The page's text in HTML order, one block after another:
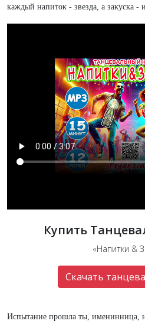
каждый напиток - звезда, а закуска -
Купить
«Напитки &
Скачать
Испытание прошла ты, именинница,